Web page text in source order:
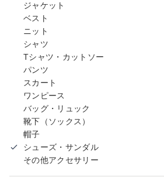
ジャケット
ベスト
ニット
シャツ
Tシャツ・カットソー
パンツ
スカート
ワンピース
バッグ・リュック
靴下（ソックス）
帽子
シューズ・サンダル
その他アクセサリー